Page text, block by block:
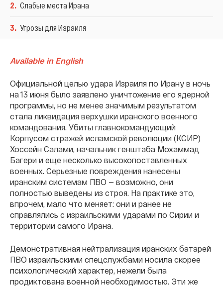
2. Слабые места Ирана
3. Угрозы для Израиля
Available in English
Официальной целью удара Израиля по Ирану в ночь
на 13 июня было заявлено уничтожение его ядерной
программы, но не менее значимым результатом
стала ликвидация верхушки иранского военного
командования. Убиты главнокомандующий
Корпусом стражей исламской революции (КСИР)
Хоссейн Салами, начальник генштаба Мохаммад
Багери и еще несколько высокопоставленных
военных. Серьезные повреждения нанесены
иранским системам ПВО — возможно, они
полностью выведены из строя. На практике это,
впрочем, мало что меняет: они и ранее не
справлялись с израильскими ударами по Сирии и
территории самого Ирана.
Демонстративная нейтрализация иранских батарей
ПВО израильскими спецслужбами носила скорее
психологический характер, нежели была
продиктована военной необходимостью. Эти же